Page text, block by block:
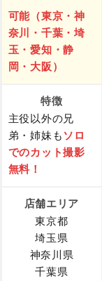
可能（東京・神
奈川・千葉・埼
玉・愛知・静
岡・大阪）
特徴
主役以外の兄
弟・姉妹も ソロ
でのカット撮影
無料！
店舗エリア
東京都
埼玉県
神奈川県
千葉県